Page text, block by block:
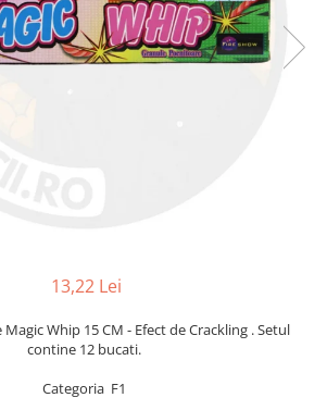
13,22 Lei
Whip 15 CM - Efect de Crackling . Setul
contine 12 bucati.
Categoria F1